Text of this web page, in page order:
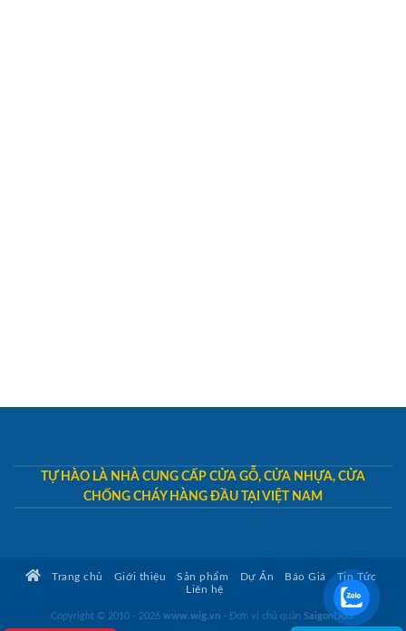
TỰ HÀO LÀ NHÀ CUNG CẤP CỬA GỖ, CỬA NHỰA, CỬA
CHỐNG CHÁY HÀNG ĐẦU TẠI VIỆT NAM
Trang chủ Giới thiệu Sản phẩm Dự Án Báo Giá
Tin Tức
Liên hệ
Copyright © 2010 - 2026 www.wig.vn - Đơn vị chủ quản SaigonDoor